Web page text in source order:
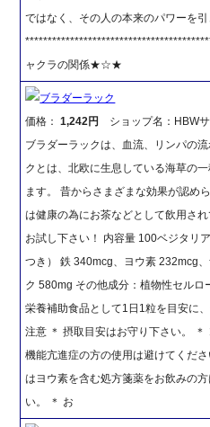
ではなく、その人の本来のパワーを引
ャクラの関係★☆★
ブラダーラック
価格：1,242円
ショップ名：HBWサ
ブラダーラックは、血流、リンパの
クとは、北欧に生息している海草の
ます。 昔からさまざまな効果が認め
は健康の為にお茶などとして飲用さ
お試し下さい！ 内容量 100ベジタリ
つき） 鉄 340mcg、ヨウ素 232mcg
ク 580mg その他成分：植物性セル
栄養補助食品として1日1粒を目安に
注意 ＊ 摂取目安はお守り下さい。
機能亢進症の方の使用は避けてくだ
はヨウ素を含む処方箋薬をお飲みの
い。 ＊ お